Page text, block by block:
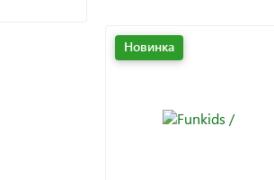
Новинка